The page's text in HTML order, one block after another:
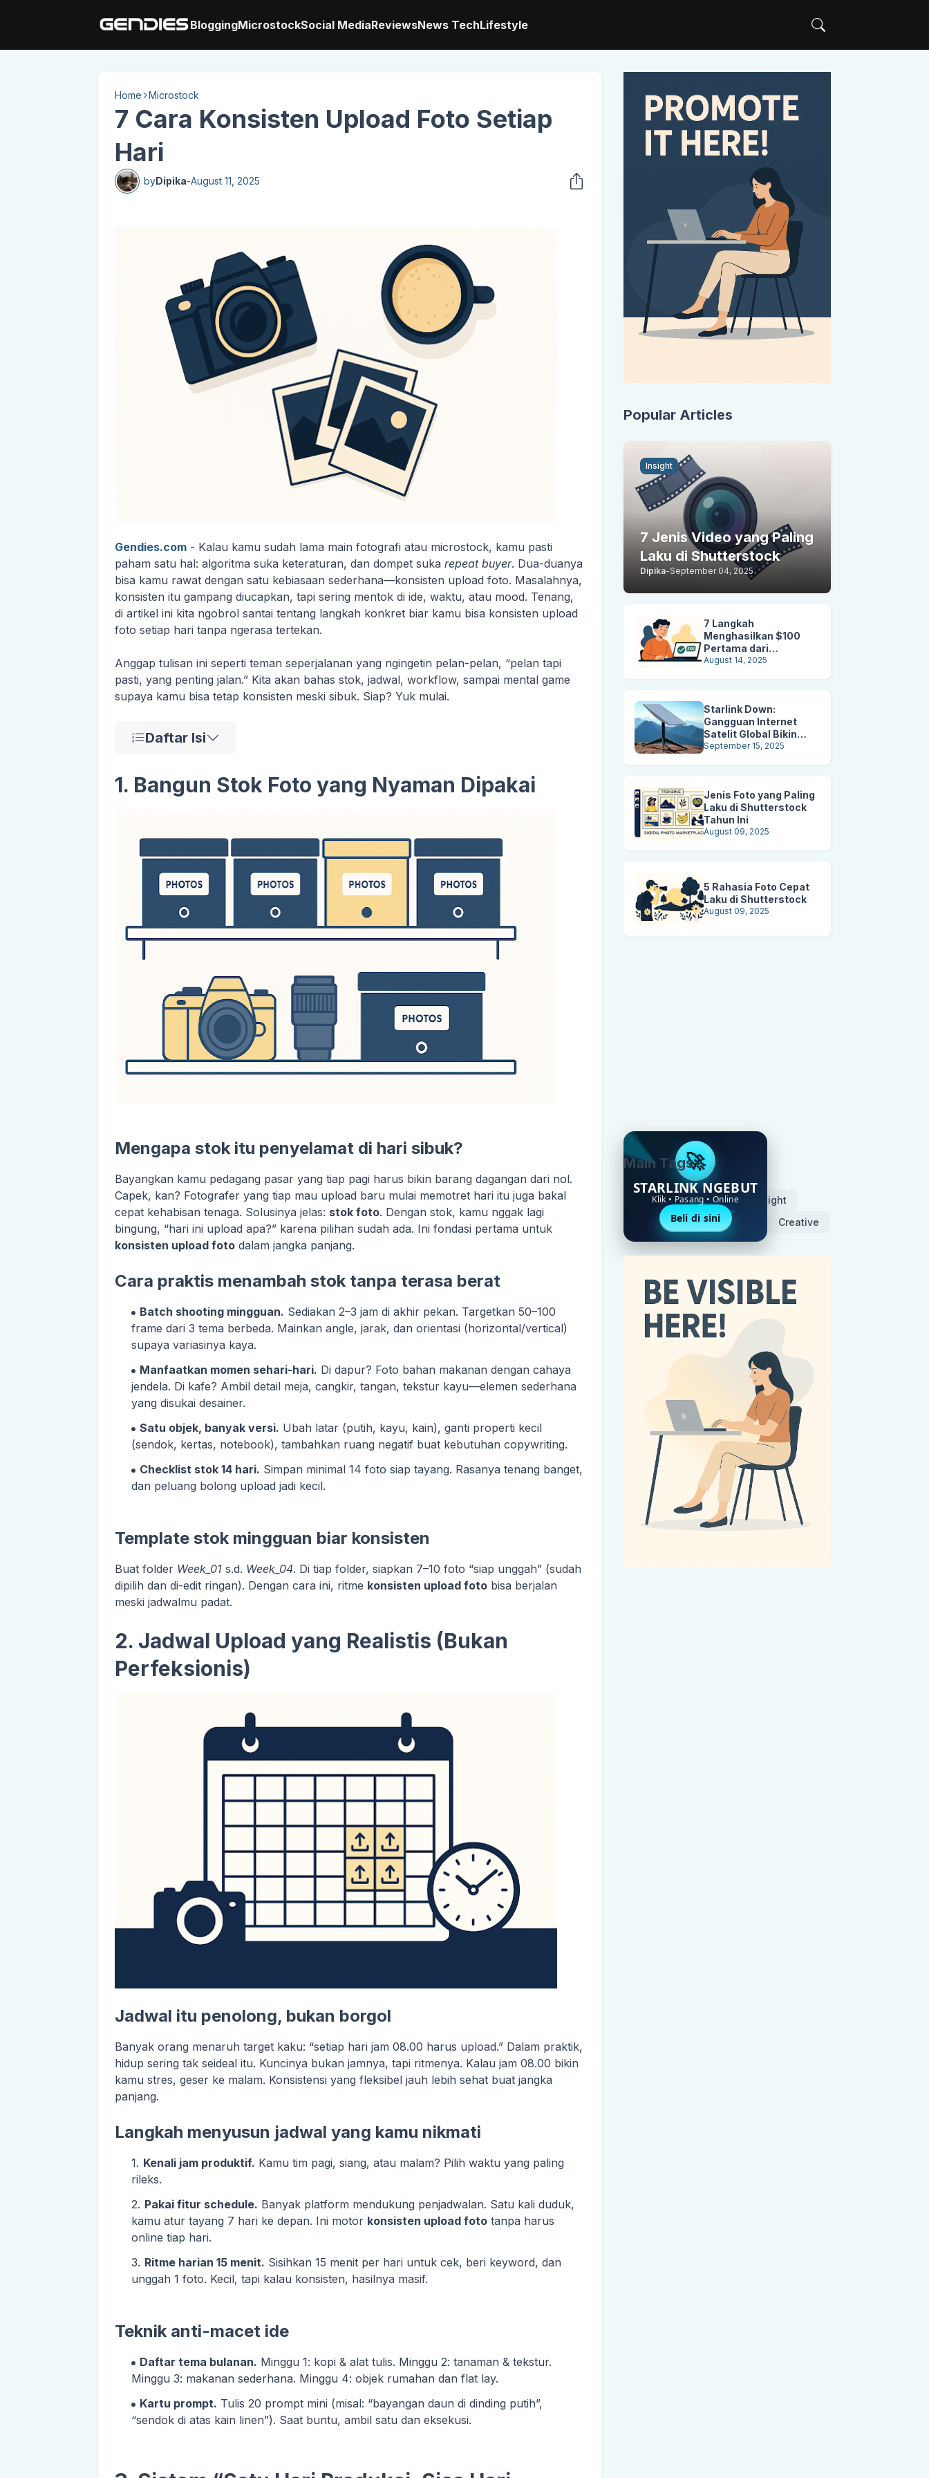
BloggingMicrostockSocial MediaReviewsNews TechLifestyle
Home Microstock
7 Cara Konsisten Upload Foto Setiap
Hari
byDipika-August 11, 2025
Gendies.com - Kalau kamu sudah lama main fotografi atau microstock, kamu pasti
paham satu hal: algoritma suka keteraturan, dan dompet suka repeat buyer. Dua-duanya
bisa kamu rawat dengan satu kebiasaan sederhana—konsisten upload foto. Masalahnya,
konsisten itu gampang diucapkan, tapi sering mentok di ide, waktu, atau mood. Tenang,
di artikel ini kita ngobrol santai tentang langkah konkret biar kamu bisa konsisten upload
foto setiap hari tanpa ngerasa tertekan.
Anggap tulisan ini seperti teman seperjalanan yang ngingetin pelan-pelan, “pelan tapi
pasti, yang penting jalan.” Kita akan bahas stok, jadwal, workflow, sampai mental game
supaya kamu bisa tetap konsisten meski sibuk. Siap? Yuk mulai.
Daftar Isi
1. Bangun Stok Foto yang Nyaman Dipakai
Mengapa stok itu penyelamat di hari sibuk?
Bayangkan kamu pedagang pasar yang tiap pagi harus bikin barang dagangan dari nol.
Capek, kan? Fotografer yang tiap mau upload baru mulai memotret hari itu juga bakal
cepat kehabisan tenaga. Solusinya jelas: stok foto. Dengan stok, kamu nggak lagi
bingung, “hari ini upload apa?” karena pilihan sudah ada. Ini fondasi pertama untuk
konsisten upload foto dalam jangka panjang.
Cara praktis menambah stok tanpa terasa berat
Batch shooting mingguan. Sediakan 2–3 jam di akhir pekan. Targetkan 50–100
frame dari 3 tema berbeda. Mainkan angle, jarak, dan orientasi (horizontal/vertical)
supaya variasinya kaya.
Manfaatkan momen sehari-hari. Di dapur? Foto bahan makanan dengan cahaya
jendela. Di kafe? Ambil detail meja, cangkir, tangan, tekstur kayu—elemen sederhana
yang disukai desainer.
Satu objek, banyak versi. Ubah latar (putih, kayu, kain), ganti properti kecil
(sendok, kertas, notebook), tambahkan ruang negatif buat kebutuhan copywriting.
Checklist stok 14 hari. Simpan minimal 14 foto siap tayang. Rasanya tenang banget,
dan peluang bolong upload jadi kecil.
Template stok mingguan biar konsisten
Buat folder Week_01 s.d. Week_04. Di tiap folder, siapkan 7–10 foto “siap unggah” (sudah
dipilih dan di-edit ringan). Dengan cara ini, ritme konsisten upload foto bisa berjalan
meski jadwalmu padat.
2. Jadwal Upload yang Realistis (Bukan
Perfeksionis)
Jadwal itu penolong, bukan borgol
Banyak orang menaruh target kaku: “setiap hari jam 08.00 harus upload.” Dalam praktik,
hidup sering tak seideal itu. Kuncinya bukan jamnya, tapi ritmenya. Kalau jam 08.00 bikin
kamu stres, geser ke malam. Konsistensi yang fleksibel jauh lebih sehat buat jangka
panjang.
Langkah menyusun jadwal yang kamu nikmati
Kenali jam produktif. Kamu tim pagi, siang, atau malam? Pilih waktu yang paling
rileks.
Pakai fitur schedule. Banyak platform mendukung penjadwalan. Satu kali duduk,
kamu atur tayang 7 hari ke depan. Ini motor konsisten upload foto tanpa harus
online tiap hari.
Ritme harian 15 menit. Sisihkan 15 menit per hari untuk cek, beri keyword, dan
unggah 1 foto. Kecil, tapi kalau konsisten, hasilnya masif.
Teknik anti-macet ide
Daftar tema bulanan. Minggu 1: kopi & alat tulis. Minggu 2: tanaman & tekstur.
Minggu 3: makanan sederhana. Minggu 4: objek rumahan dan flat lay.
Kartu prompt. Tulis 20 prompt mini (misal: “bayangan daun di dinding putih”,
“sendok di atas kain linen”). Saat buntu, ambil satu dan eksekusi.
Popular Articles
Insight
7 Jenis Video yang Paling
Laku di Shutterstock
Dipika-September 04, 2025
7 Langkah
Menghasilkan $100
Pertama dari
Shutterstock
August 14, 2025
Starlink Down:
Gangguan Internet
Satelit Global Bikin
Pengguna Panik
September 15, 2025
Jenis Foto yang Paling
Laku di Shutterstock
Tahun Ini
August 09, 2025
5 Rahasia Foto Cepat
Laku di Shutterstock
August 09, 2025
🚀
STARLINK NGEBUT
Klik • Pasang • Online
Beli di sini
Main Tags
Microstock Tips
Insight
Photography
Blogger Creative